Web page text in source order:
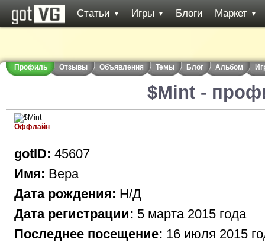
Статьи ▼ Игры ▼ Блоги Маркет ▼
Профиль Отзывы Объявления Темы Блог Альбом
$Mint -
Оффлайн
gotID: 45607
Имя: Вера
Дата рождения: Н/Д
Дата регистрации: 5 марта 2015 года
Последнее посещение: 16 июля 2015